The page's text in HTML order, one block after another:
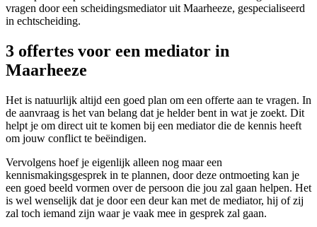
vragen door een scheidingsmediator uit Maarheeze, gespecialiseerd
in echtscheiding.
3 offertes voor een mediator in
Maarheeze
Het is natuurlijk altijd een goed plan om een offerte aan te vragen. In
de aanvraag is het van belang dat je helder bent in wat je zoekt. Dit
helpt je om direct uit te komen bij een mediator die de kennis heeft
om jouw conflict te beëindigen.
Vervolgens hoef je eigenlijk alleen nog maar een
kennismakingsgesprek in te plannen, door deze ontmoeting kan je
een goed beeld vormen over de persoon die jou zal gaan helpen. Het
is wel wenselijk dat je door een deur kan met de mediator, hij of zij
zal toch iemand zijn waar je vaak mee in gesprek zal gaan.